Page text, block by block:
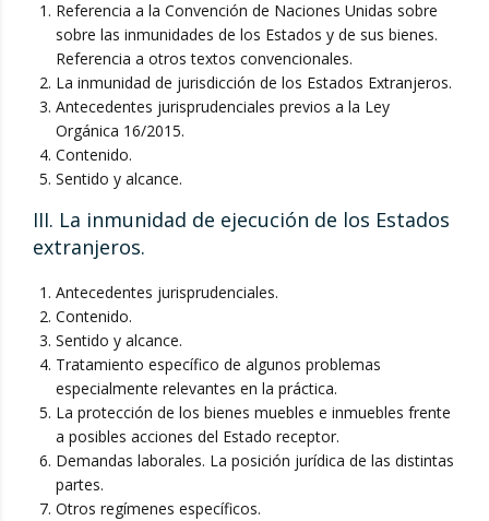
Referencia a la Convención de Naciones Unidas sobre
sobre las inmunidades de los Estados y de sus bienes.
Referencia a otros textos convencionales.
La inmunidad de jurisdicción de los Estados Extranjeros.
Antecedentes jurisprudenciales previos a la Ley
Orgánica 16/2015.
Contenido.
Sentido y alcance.
III. La inmunidad de ejecución de los Estados
extranjeros.
Antecedentes jurisprudenciales.
Contenido.
Sentido y alcance.
Tratamiento específico de algunos problemas
especialmente relevantes en la práctica.
La protección de los bienes muebles e inmuebles frente
a posibles acciones del Estado receptor.
Demandas laborales. La posición jurídica de las distintas
partes.
Otros regímenes específicos.